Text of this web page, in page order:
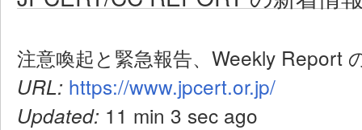
注意喚起と緊急報告、Weekly Report
URL: https://www.jpcert.or.jp/
Updated: 11 min 3 sec ago